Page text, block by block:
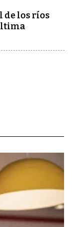
de los ríos